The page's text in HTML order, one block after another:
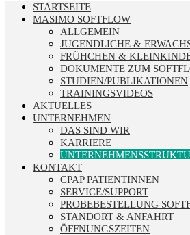
STARTSEITE
MASIMO SOFTFLOW
ALLGEMEIN
JUGENDLICHE &
FRÜHCHEN &
DOKUMENTE ZUM
STUDIEN/PUBLIKATIONEN
TRAININGSVIDEOS
AKTUELLES
UNTERNEHMEN
DAS SIND WIR
KARRIERE
KONTAKT
CPAP PATIENTINNEN
SERVICE/SUPPORT
PROBEBESTELLUNG
STANDORT & ANFAHRT
ÖFFNUNGSZEITEN